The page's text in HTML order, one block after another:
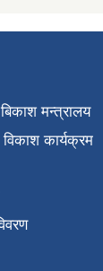
मन्त्रालय
कार्यक्रम